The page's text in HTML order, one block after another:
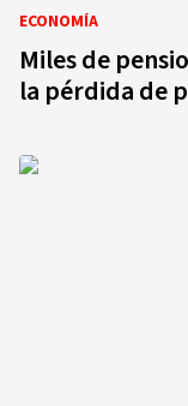
ECONOMÍA
Miles de
la pérdida de